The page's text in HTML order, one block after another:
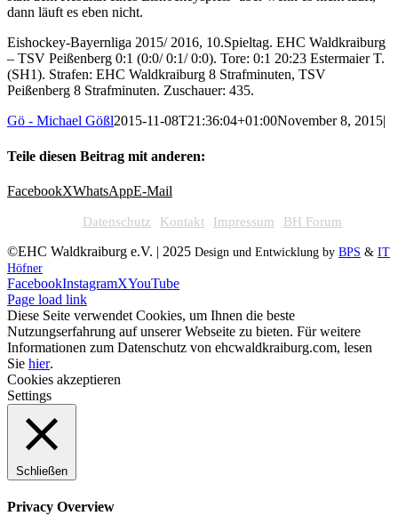
dann läuft es eben nicht.
Eishockey-Bayernliga 2015/ 2016, 10.Spieltag. EHC Waldkraiburg
– TSV Peißenberg 0:1 (0:0/ 0:1/ 0:0). Tore: 0:1 20:23 Estermaier T.
(SH1). Strafen: EHC Waldkraiburg 8 Strafminuten, TSV
Peißenberg 8 Strafminuten. Zuschauer: 435.
Gö - Michael Gößl2015-11-08T21:36:04+01:00November 8, 2015|
Teile diesen Beitrag mit anderen:
FacebookXWhatsAppE-Mail
Datenschutz Kontakt Impressum BH Forum
©EHC Waldkraiburg e.V. | 2025 Design und Entwicklung by BPS & IT
Höfner
FacebookInstagramXYouTube
Page load link
Diese Seite verwendet Cookies, um Ihnen die beste
Nutzungserfahrung auf unserer Webseite zu bieten. Für weitere
Informationen zum Datenschutz von ehcwaldkraiburg.com, lesen
Sie hier.
Cookies akzeptieren
Settings
Schließen
Privacy Overview